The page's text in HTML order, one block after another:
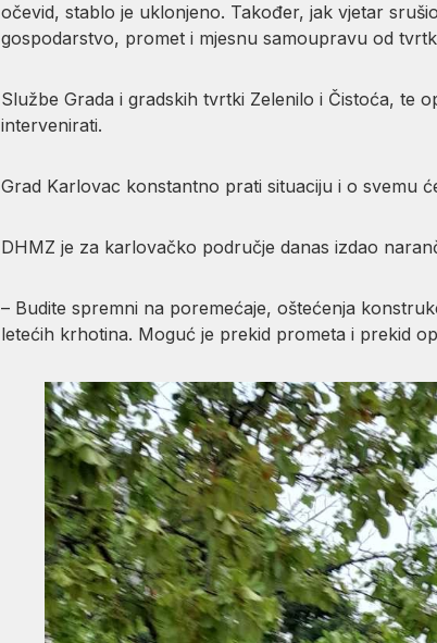
očevid, stablo je uklonjeno. Također, jak vjetar
gospodarstvo, promet i mjesnu samoupravu od
Službe Grada i gradskih tvrtki Zelenilo i Čistoća, te
intervenirati.
Grad Karlovac konstantno prati situaciju i o svemu
DHMZ je za karlovačko područje danas izdao
– Budite spremni na poremećaje, oštećenja
letećih krhotina. Moguć je prekid prometa i prekid